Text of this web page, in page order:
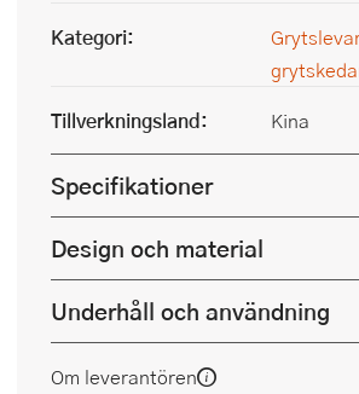
Kategori:
Tillverkningsland:
Kina
Specifikationer
Design och material
Underhåll och användning
Om leverantören